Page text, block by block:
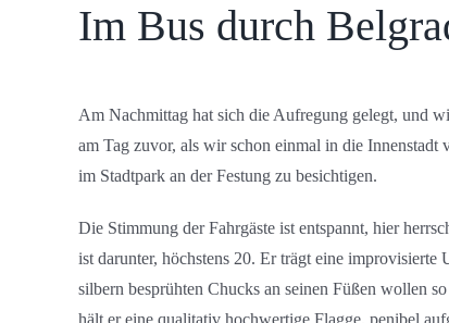
Im Bus durch
Am Nachmittag hat sich die Aufregung gelegt, und
am Tag zuvor, als wir schon einmal in die Innenstadt
im Stadtpark an der Festung zu besichtigen.
Die Stimmung der Fahrgäste ist entspannt, hier
ist darunter, höchstens 20. Er trägt eine
silbern besprühten Chucks an seinen Füßen wollen
hält er eine qualitativ hochwertige Flagge, penibel